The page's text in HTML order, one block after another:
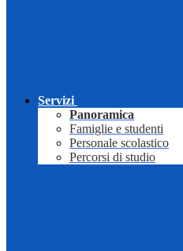
Servizi
Panoramica
Famiglie e studenti
Personale scolastico
Percorsi di studio